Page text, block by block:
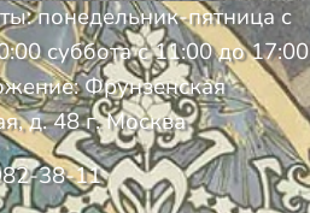
понедельник-пятница с
суббота с 11:00 до 17:00
Фрунзенская
д. 48 г. Москва
38-11